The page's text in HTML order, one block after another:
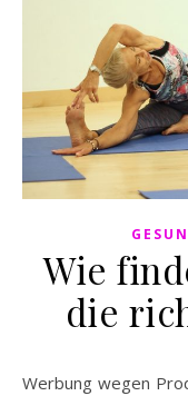
Wie
die
Werbung wegen Produktnennung Immer öfter gerate ich